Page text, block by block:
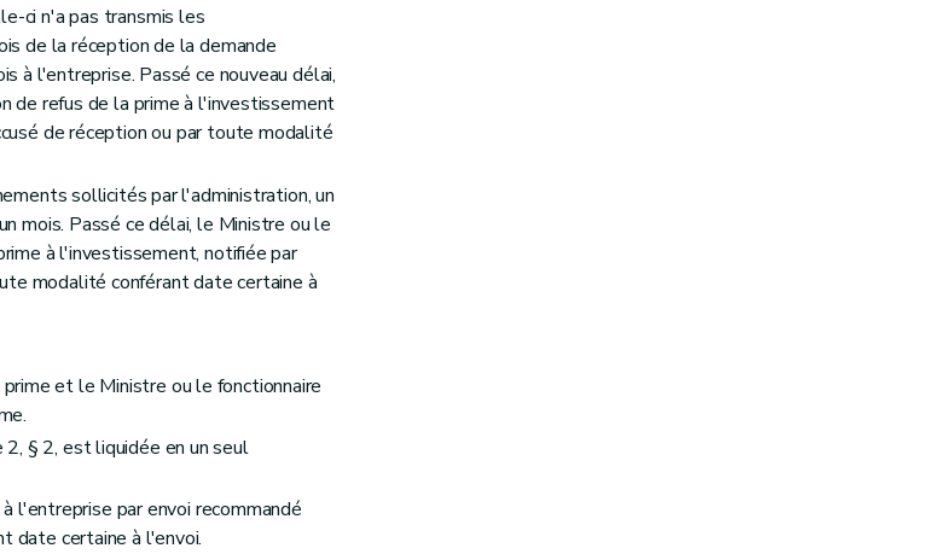
ci n'a pas transmis les
de la réception de la demande
à l'entreprise. Passé ce nouveau délai,
de refus de la prime à l'investissement
de réception ou par toute modalité
sollicités par l'administration, un
mois. Passé ce délai, le Ministre ou le
à l'investissement, notifiée par
modalité conférant date certaine à
et le Ministre ou le fonctionnaire
§ 2, est liquidée en un seul
l'entreprise par envoi recommandé
date certaine à l'envoi.